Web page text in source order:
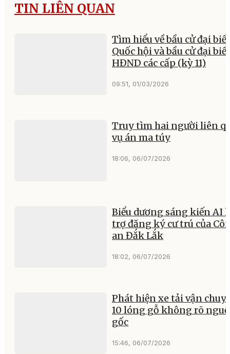
TIN LIÊN QUAN
Tìm hiểu về bầu cử đại
Quốc hội và bầu cử đại
HĐND các cấp (kỳ 11)
09:51, 01/03/2026
Truy tìm hai người liên
vụ án ma túy
18:06, 06/07/2026
Biểu dương sáng kiến AI
trợ đăng ký cư trú của
an Đắk Lắk
18:02, 06/07/2026
Phát hiện xe tải vận
10 lóng gỗ không rõ
gốc
15:46, 06/07/2026